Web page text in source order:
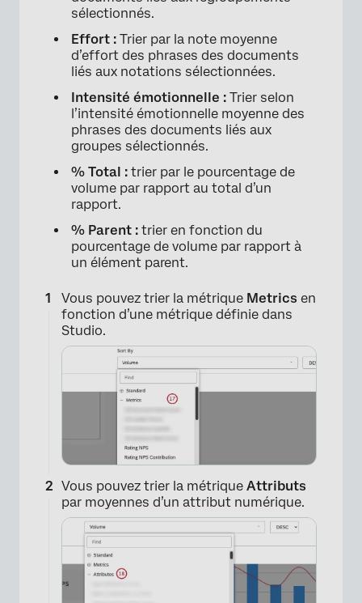
sélectionnés.
Effort : Trier par la note moyenne
d’effort des phrases des documents
liés aux notations sélectionnées.
Intensité émotionnelle : Trier selon
l’intensité émotionnelle moyenne des
phrases des documents liés aux
groupes sélectionnés.
% Total : trier par le pourcentage de
volume par rapport au total d’un
rapport.
% Parent : trier en fonction du
pourcentage de volume par rapport à
un élément parent.
Vous pouvez trier la métrique Metrics en
fonction d’une métrique définie dans
Studio.
Vous pouvez trier la métrique Attributs
par moyennes d’un attribut numérique.